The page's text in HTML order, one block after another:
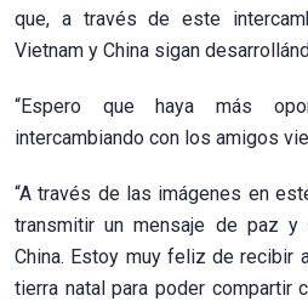
que, a través de este
Vietnam y China sigan
“Espero que haya más
intercambiando con los amigos
“A través de las imágenes en
transmitir un mensaje de paz y
China. Estoy muy feliz de recibir
tierra natal para poder compartir